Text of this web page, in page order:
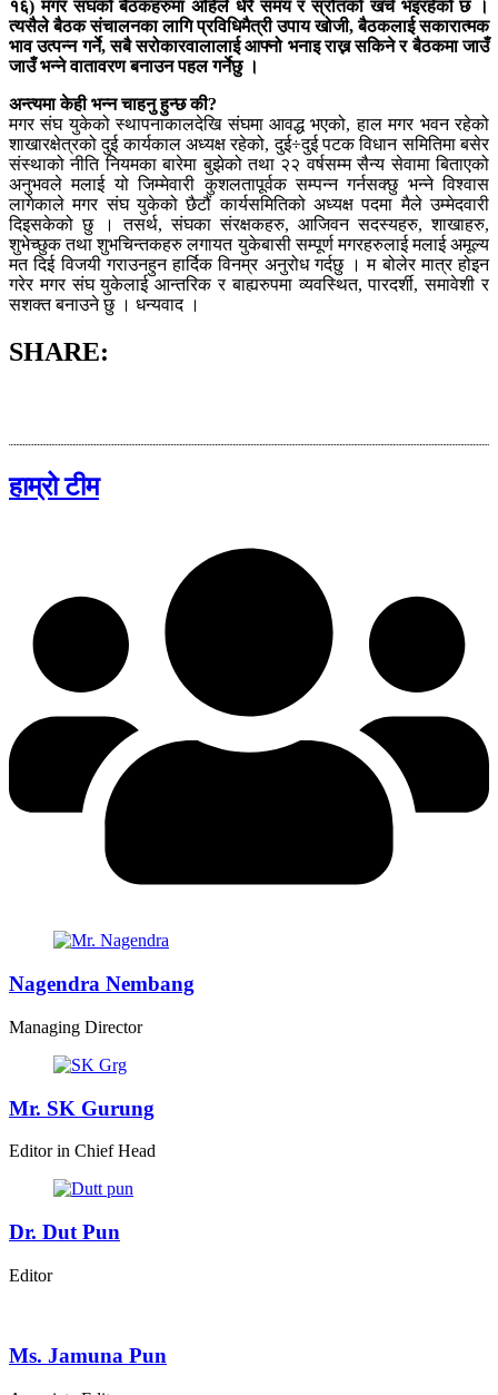
१६) मगर संघको बैठकहरुमा अहिले धेरै समय र स्रोतको खर्च भइरहेको छ ।
त्यसैले बैठक संचालनका लागि प्रविधिमैत्री उपाय खोजी, बैठकलाई सकारात्मक
भाव उत्पन्न गर्ने, सबै सरोकारवालालाई आफ्नो भनाइ राख्न सकिने र बैठकमा जाउँ
जाउँ भन्ने वातावरण बनाउन पहल गर्नेछु ।
अन्त्यमा केही भन्न चाहनु हुन्छ की?
मगर संघ युकेको स्थापनाकालदेखि संघमा आवद्ध भएको, हाल मगर भवन रहेको
शाखारक्षेत्रको दुई कार्यकाल अध्यक्ष रहेको, दुई÷दुई पटक विधान समितिमा बसेर
संस्थाको नीति नियमका बारेमा बुझेको तथा २२ वर्षसम्म सैन्य सेवामा बिताएको
अनुभवले मलाई यो जिम्मेवारी कुशलतापूर्वक सम्पन्न गर्नसक्छु भन्ने विश्वास
लागेकाले मगर संघ युकेको छैटौं कार्यसमितिको अध्यक्ष पदमा मैले उम्मेदवारी
दिइसकेको छु । तसर्थ, संघका संरक्षकहरु, आजिवन सदस्यहरु, शाखाहरु,
शुभेच्छुक तथा शुभचिन्तकहरु लगायत युकेबासी सम्पूर्ण मगरहरुलाई मलाई अमूल्य
मत दिई विजयी गराउनहुन हार्दिक विनम्र अनुरोध गर्दछु । म बोलेर मात्र होइन
गरेर मगर संघ युकेलाई आन्तरिक र बाह्यरुपमा व्यवस्थित, पारदर्शी, समावेशी र
सशक्त बनाउने छु । धन्यवाद ।
SHARE:
हाम्रो टीम
Nagendra Nembang
Managing Director
Mr. SK Gurung
Editor in Chief Head
Dr. Dut Pun
Editor
Ms. Jamuna Pun